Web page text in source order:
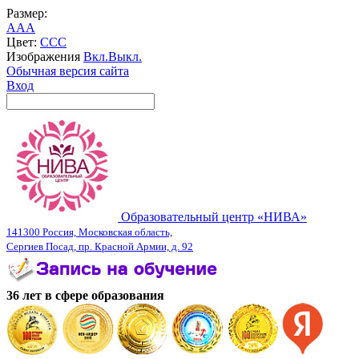
Размер:
AAA
Цвет: CCC
Изображения Вкл.Выкл.
Обычная версия сайта
Вход
Образовательный центр «НИВА»
141300 Россия, Московская область,
Сергиев Посад, пр. Красной Армии, д. 92
36 лет в сфере образования